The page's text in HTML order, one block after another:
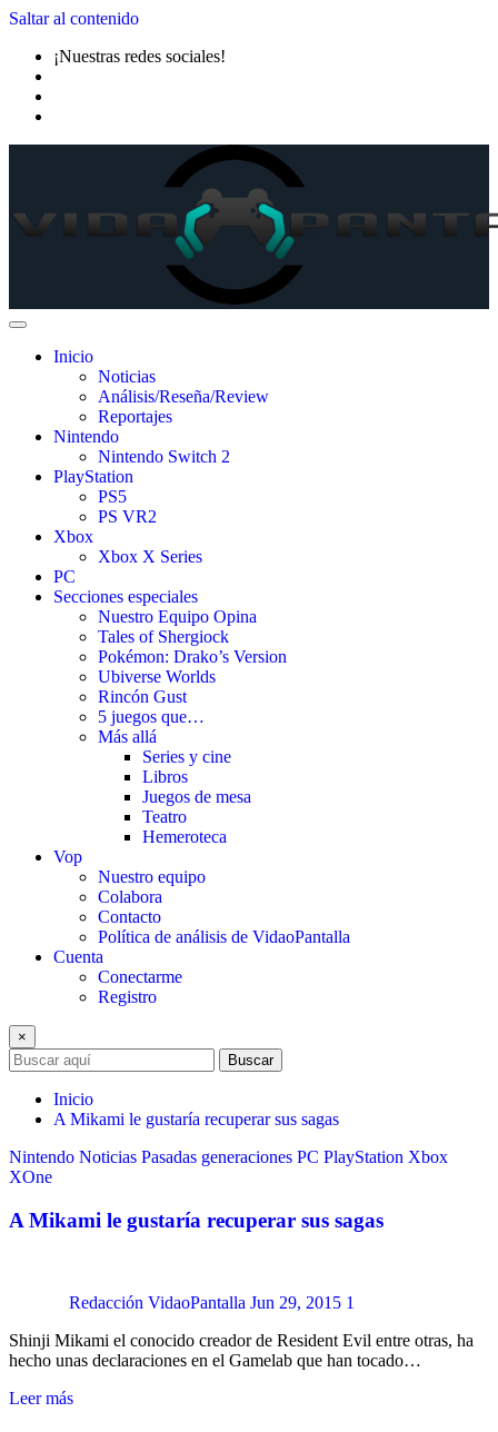
Saltar al contenido
¡Nuestras redes sociales!
Inicio
Noticias
Análisis/Reseña/Review
Reportajes
Nintendo
Nintendo Switch 2
PlayStation
PS5
PS VR2
Xbox
Xbox X Series
PC
Secciones especiales
Nuestro Equipo Opina
Tales of Shergiock
Pokémon: Drako’s Version
Ubiverse Worlds
Rincón Gust
5 juegos que…
Más allá
Series y cine
Libros
Juegos de mesa
Teatro
Hemeroteca
Vop
Nuestro equipo
Colabora
Contacto
Política de análisis de VidaoPantalla
Cuenta
Conectarme
Registro
×
Buscar
Inicio
A Mikami le gustaría recuperar sus sagas
Nintendo Noticias Pasadas generaciones PC PlayStation Xbox
XOne
A Mikami le gustaría recuperar sus sagas
Redacción VidaoPantalla Jun 29, 2015 1
Shinji Mikami el conocido creador de Resident Evil entre otras, ha
hecho unas declaraciones en el Gamelab que han tocado…
Leer más